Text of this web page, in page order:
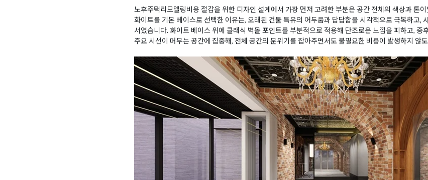
노후주택리모델링비용 절감을 위한 디자인 설계에서 가장 먼저 고려한 부분은 공간 전체의 색상과 톤
화이트를 기본 베이스로 선택한 이유는, 오래된 건물 특유의 어두움과 답답함을 시각적으로 극복하고,
서였습니다. 화이트 베이스 위에 클래식 벽돌 포인트를 부분적으로 적용해 단조로운 느낌을 피하고, 중
주요 시선이 머무는 공간에 집중해, 전체 공간의 분위기를 잡아주면서도 불필요한 비용이 발생하지 않